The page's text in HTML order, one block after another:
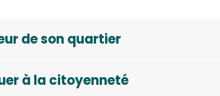
de son quartier
à la citoyenneté